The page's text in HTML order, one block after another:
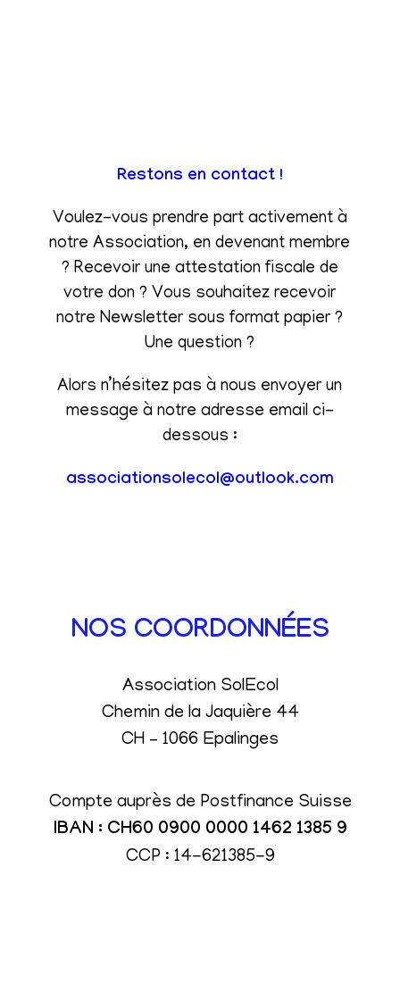
Restons en contact !
Voulez-vous prendre part activement à
notre Association, en devenant membre
? Recevoir une attestation fiscale de
votre don ? Vous souhaitez recevoir
notre Newsletter sous format papier ?
Une question ?
Alors n’hésitez pas à nous envoyer un
message à notre adresse email ci-
dessous :
associationsolecol@outlook.com
NOS COORDONNÉES
Association SolEcol
Chemin de la Jaquière 44
CH – 1066 Epalinges
Compte auprès de Postfinance Suisse
IBAN : CH60 0900 0000 1462 1385 9
CCP : 14-621385-9